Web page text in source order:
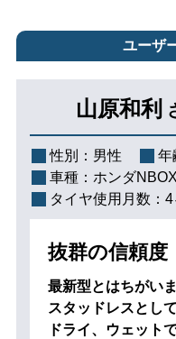
ユーザ
山原和利
性別： 男性 年
車種： ホンダ
タイヤ使用月数： 4
抜群の信頼度
最新型とはちがい
スタッドレスとし
ドライ、ウェット